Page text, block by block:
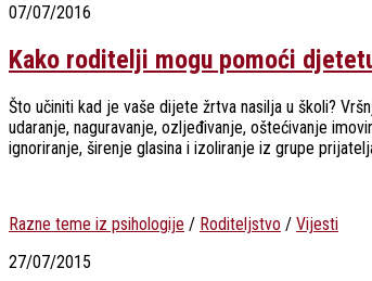
07/07/2016
Kako roditelji mogu pomoći
Što učiniti kad je vaše dijete žrtva nasilja u školi?
udaranje, naguravanje, ozljeđivanje, oštećivanje
ignoriranje, širenje glasina i izoliranje iz grupe
Razne teme iz psihologije / Roditeljstvo / Vijesti
27/07/2015